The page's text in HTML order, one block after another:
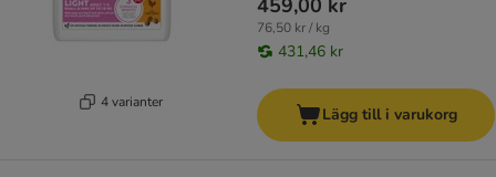
4 varianter
459,00 kr
76,50 kr / kg
431,46 kr
Lägg till i varukorg